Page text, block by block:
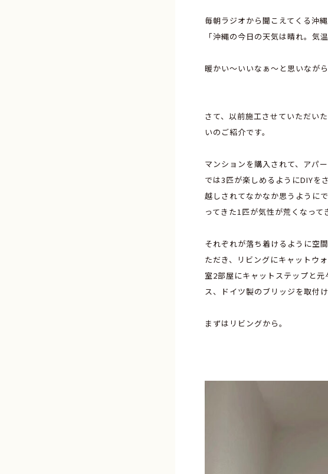
毎朝ラジオから聞こえてくる沖縄
「沖縄の今日の天気は晴れ。気
暖かい～いいなぁ～と思いなが
さて、以前施工させていただい
いのご紹介です。
マンションを購入されて、アパ
では3匹が楽しめるようにDIYを
越しされてなかなか思うように
ってきた1匹が気性が荒くなって
それぞれが落ち着けるように空
ただき、リビングにキャットウ
室2部屋にキャットステップと
ス、ドイツ製のブリッジを取付け
まずはリビングから。